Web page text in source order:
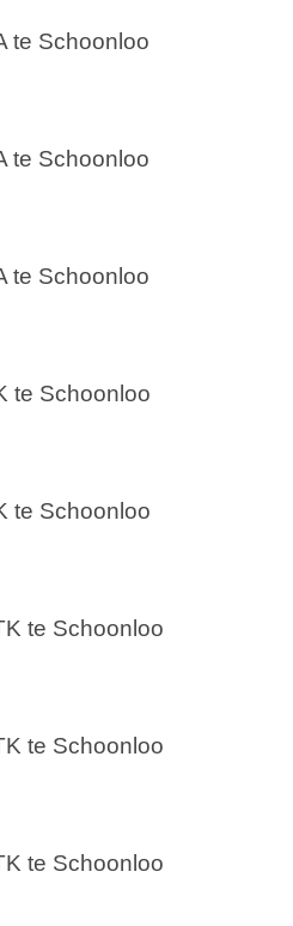
te Schoonloo
te Schoonloo
te Schoonloo
te Schoonloo
te Schoonloo
te Schoonloo
te Schoonloo
te Schoonloo